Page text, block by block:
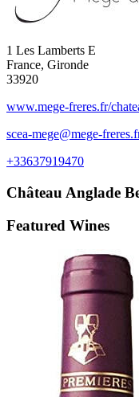
1 Les Lamberts E
France, Gironde
33920
www.mege-freres.fr/
scea-mege@mege-
+33637919470
Château Anglade
Featured Wines